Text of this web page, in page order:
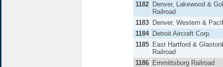
1182
Denver, Lakewood &
Railroad
1183
Denver, Western &
1184
Detroit Aircraft Corp.
1185
East Hartford &
Railroad
1186
Emmittsburg Railroad